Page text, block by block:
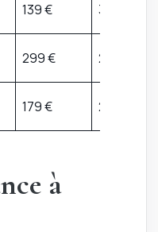
139 € 30 %
299 € 25 %
179 € 28 %
à